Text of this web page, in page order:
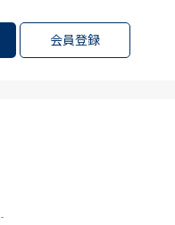
会員登録